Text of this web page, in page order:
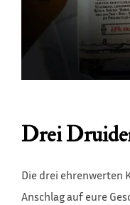
Drei
Die drei ehrenwerten
Anschlag auf eure